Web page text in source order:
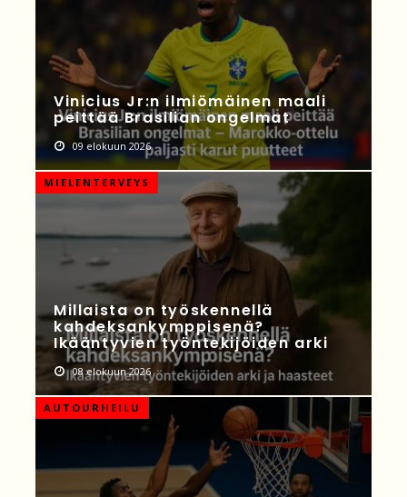
Vinicius Jr:n ilmiömäinen maali
peittää Brasilian ongelmat
09 elokuun 2026
MIELENTERVEYS
Millaista on työskennellä
kahdeksankymppisenä?
Ikääntyvien työntekijöiden arki
08 elokuun 2026
AUTOURHEILU